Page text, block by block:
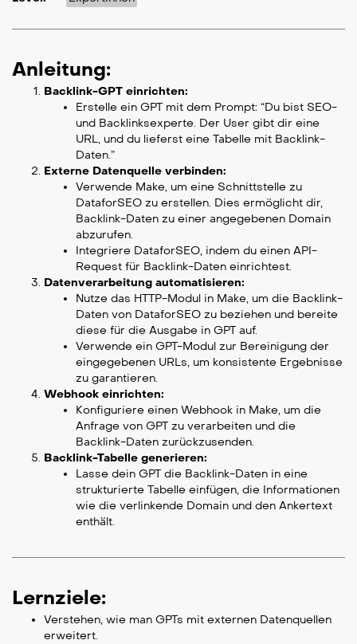
Anleitung:
Backlink-GPT einrichten:
Erstelle ein GPT mit dem Prompt: “Du bist SEO-
und Backlinksexperte. Der User gibt dir eine
URL, und du lieferst eine Tabelle mit Backlink-
Daten.”
Externe Datenquelle verbinden:
Verwende Make, um eine Schnittstelle zu
DataforSEO zu erstellen. Dies ermöglicht dir,
Backlink-Daten zu einer angegebenen Domain
abzurufen.
Integriere DataforSEO, indem du einen API-
Request für Backlink-Daten einrichtest.
Datenverarbeitung automatisieren:
Nutze das HTTP-Modul in Make, um die Backlink-
Daten von DataforSEO zu beziehen und bereite
diese für die Ausgabe in GPT auf.
Verwende ein GPT-Modul zur Bereinigung der
eingegebenen URLs, um konsistente Ergebnisse
zu garantieren.
Webhook einrichten:
Konfiguriere einen Webhook in Make, um die
Anfrage von GPT zu verarbeiten und die
Backlink-Daten zurückzusenden.
Backlink-Tabelle generieren:
Lasse dein GPT die Backlink-Daten in eine
strukturierte Tabelle einfügen, die Informationen
wie die verlinkende Domain und den Ankertext
enthält.
Lernziele:
Verstehen, wie man GPTs mit externen Datenquellen
erweitert.